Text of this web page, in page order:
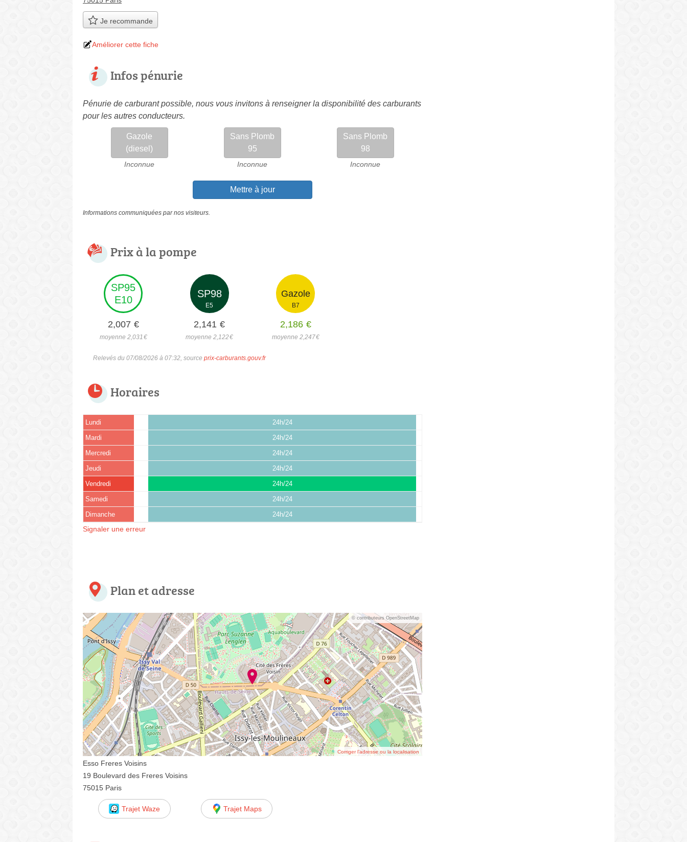
Je recommande
Améliorer cette fiche
Infos pénurie
Pénurie de carburant possible, nous vous invitons à renseigner la disponibilité des carburants
pour les autres conducteurs.
Gazole
(diesel)
Inconnue
Sans Plomb
95
Inconnue
Sans Plomb
98
Inconnue
Mettre à jour
Informations communiquées par nos visiteurs.
Prix à la pompe
SP95
E10
2,007 €
moyenne 2,031€
SP98
E5
2,141 €
moyenne 2,122€
Gazole
B7
2,186 €
moyenne 2,247€
Relevés du 07/08/2026 à 07:32, source prix-carburants.gouv.fr
Horaires
Lundi 24h/24
Mardi 24h/24
Mercredi 24h/24
Jeudi 24h/24
Vendredi 24h/24
Samedi 24h/24
Dimanche 24h/24
Signaler une erreur
Plan et adresse
© contributeurs OpenStreetMap
Corriger l’adresse ou la localisation
Esso Freres Voisins
19 Boulevard des Freres Voisins
75015 Paris
Trajet Waze Trajet Maps